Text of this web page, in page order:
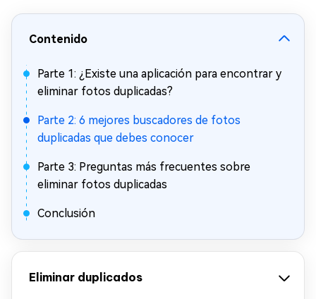
Contenido
Parte 1: ¿Existe una aplicación para encontrar y
eliminar fotos duplicadas?
Parte 2: 6 mejores buscadores de fotos
duplicadas que debes conocer
Parte 3: Preguntas más frecuentes sobre
eliminar fotos duplicadas
Conclusión
Eliminar duplicados